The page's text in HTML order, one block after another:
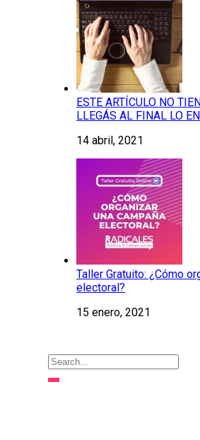
ESTE ARTÍCULO NO
LLEGÁS AL FINAL LO
14 abril, 2021
Taller Gratuito: ¿Cómo
electoral?
15 enero, 2021